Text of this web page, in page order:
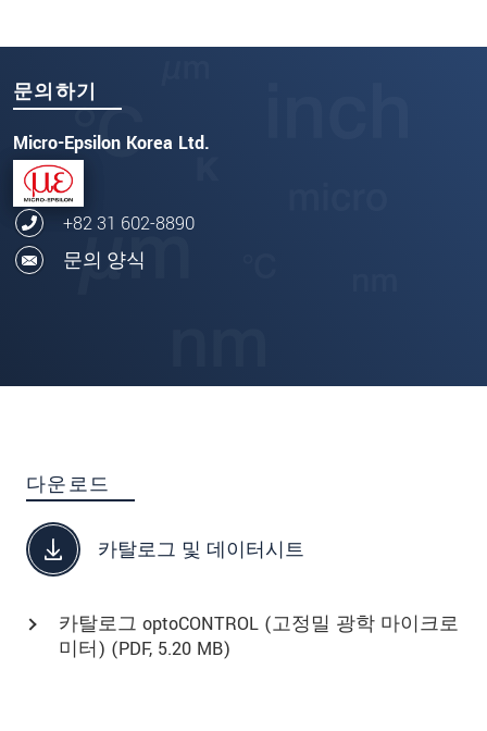
문의하기
Micro-Epsilon Korea Ltd.
+82 31 602-8890
문의 양식
다운로드
카탈로그 및 데이터시트
카탈로그 optoCONTROL (고정밀 광학 마이크로
미터) (PDF, 5.20 MB)